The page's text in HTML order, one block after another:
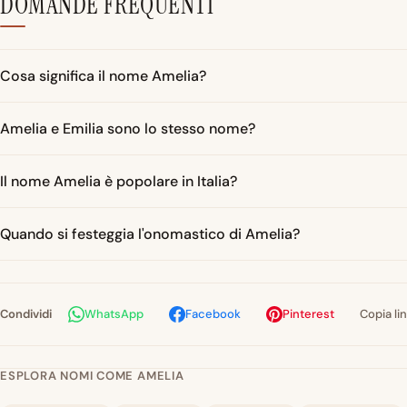
Cosa significa il nome Amelia?
Amelia e Emilia sono lo stesso nome?
Il nome Amelia è popolare in Italia?
Quando si festeggia l'onomastico di Amelia?
Condividi WhatsApp Facebook Pinterest Copia
ESPLORA NOMI COME AMELIA